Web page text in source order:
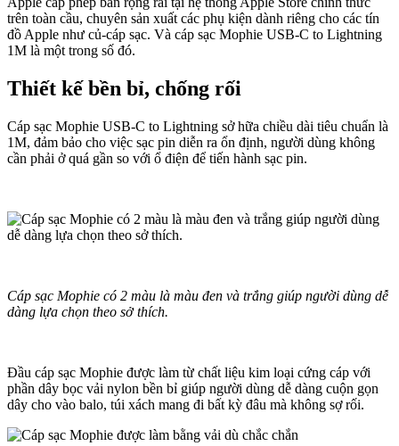
trên toàn cầu, chuyên sản xuất các phụ kiện dành riêng cho các tín
đồ Apple như củ-cáp sạc. Và cáp sạc Mophie USB-C to Lightning
1M là một trong số đó.
Thiết kế bền bỉ, chống rối
Cáp sạc Mophie USB-C to Lightning sở hữa chiều dài tiêu chuẩn là
1M, đảm bảo cho việc sạc pin diễn ra ổn định, người dùng không
cần phải ở quá gần so với ổ điện để tiến hành sạc pin.
Cáp sạc Mophie có 2 màu là màu đen và trắng giúp người dùng dễ
dàng lựa chọn theo sở thích.
Đầu cáp sạc Mophie được làm từ chất liệu kim loại cứng cáp với
phần dây bọc vải nylon bền bỉ giúp người dùng dễ dàng cuộn gọn
dây cho vào balo, túi xách mang đi bất kỳ đâu mà không sợ rối.